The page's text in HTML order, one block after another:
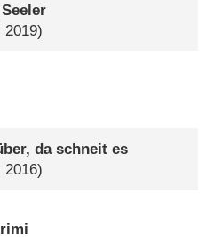
2019)
da schneit es
2016)